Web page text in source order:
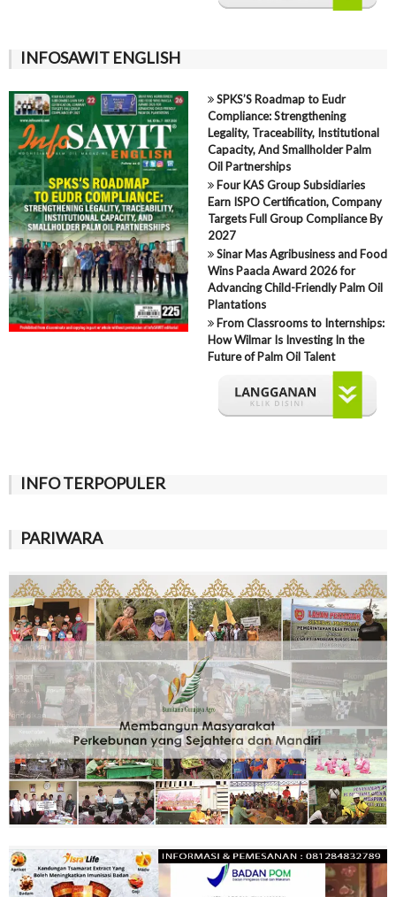
INFOSAWIT ENGLISH
SPKS’S Roadmap to Eudr
Compliance: Strengthening
Legality, Traceability, Institutional
Capacity, And Smallholder Palm
Oil Partnerships
Four KAS Group Subsidiaries
Earn ISPO Certification, Company
Targets Full Group Compliance By
2027
Sinar Mas Agribusiness and Food
Wins Paacla Award 2026 for
Advancing Child-Friendly Palm Oil
Plantations
From Classrooms to Internships:
How Wilmar Is Investing In the
Future of Palm Oil Talent
INFO TERPOPULER
PARIWARA